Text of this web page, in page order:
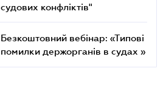
судових конфліктів"
Безкоштовний вебінар: «Типові
помилки держорганів в судах »